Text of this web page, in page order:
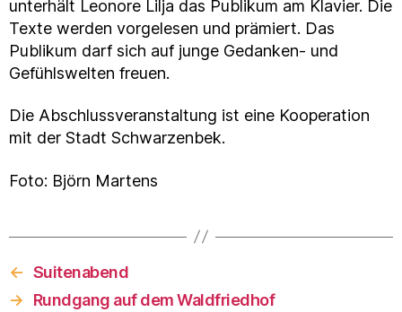
unterhält Leonore Lilja das Publikum am Klavier. Die
Texte werden vorgelesen und prämiert. Das
Publikum darf sich auf junge Gedanken- und
Gefühlswelten freuen.
Die Abschlussveranstaltung ist eine Kooperation
mit der Stadt Schwarzenbek.
Foto: Björn Martens
← Suitenabend
→
Rundgang auf dem Waldfriedhof